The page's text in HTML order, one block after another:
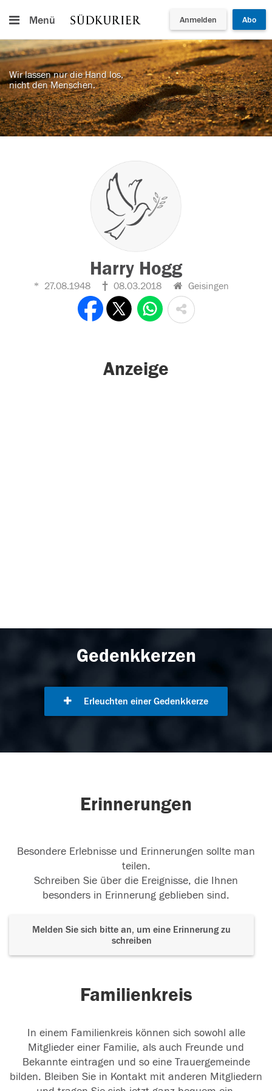
Menü Anmelden Abo
Wir lassen nur die Hand los,
nicht den Menschen.
Harry Hogg
27.08.1948 08.03.2018 Geisingen
Anzeige
Gedenkkerzen
Erleuchten einer Gedenkkerze
Erinnerungen
Besondere Erlebnisse und Erinnerungen sollte man
teilen.
Schreiben Sie über die Ereignisse, die Ihnen
besonders in Erinnerung geblieben sind.
Melden Sie sich bitte an, um eine Erinnerung zu
schreiben
Familienkreis
In einem Familienkreis können sich sowohl alle
Mitglieder einer Familie, als auch Freunde und
Bekannte eintragen und so eine Trauergemeinde
bilden. Bleiben Sie in Kontakt mit anderen Mitgliedern